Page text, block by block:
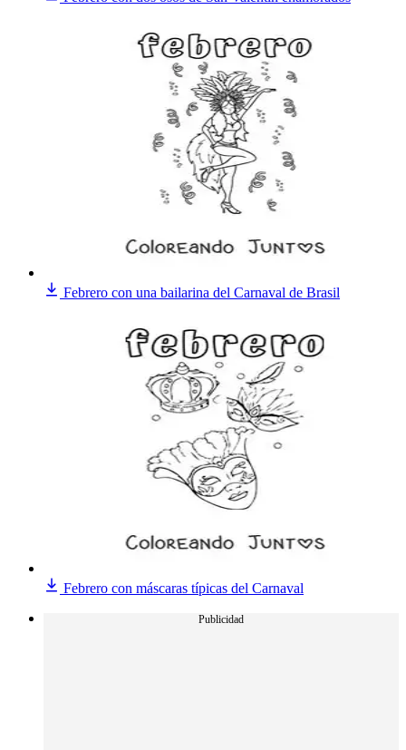
Febrero con una bailarina del Carnaval de Brasil
Febrero con máscaras típicas del Carnaval
Publicidad